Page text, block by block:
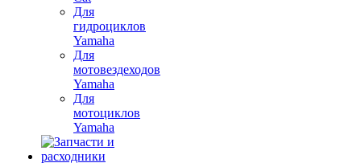
Для
гидроциклов
Yamaha
Для
мотовездеходов
Yamaha
Для
мотоциклов
Yamaha